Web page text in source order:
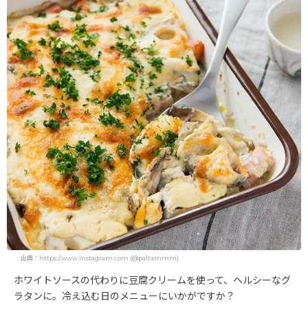
出典：https://www.instagram.com (@paltammm)
ホワイトソースの代わりに豆腐クリームを使って、ヘルシーなグ
ラタンに。冷え込む日のメニューにいかがですか？